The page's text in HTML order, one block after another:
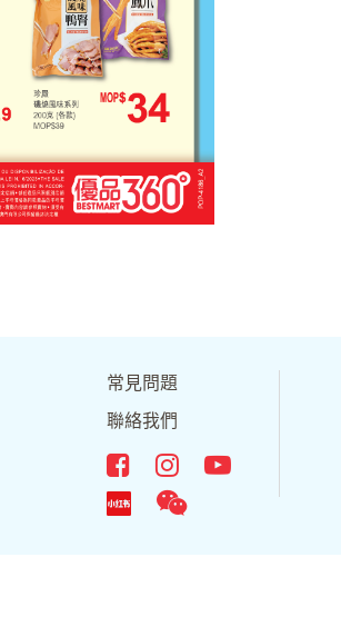
常見問題
聯絡我們